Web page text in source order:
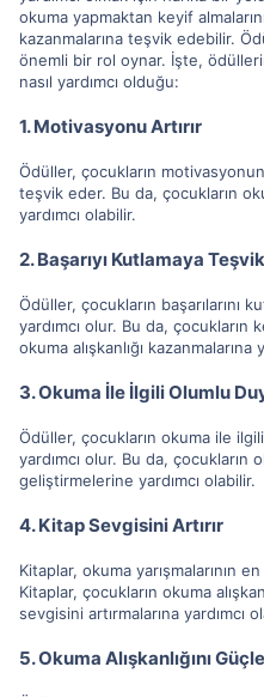
okuma yapmaktan keyif
kazanmalarına teşvik edebilir.
önemli bir rol oynar. İşte,
nasıl yardımcı olduğu:
1. Motivasyonu Artırır
Ödüller, çocukların
teşvik eder. Bu da, çocukların
yardımcı olabilir.
2. Başarıyı Kutlamaya
Ödüller, çocukların başarılarını
yardımcı olur. Bu da,
okuma alışkanlığı kazanmalarına
3. Okuma İle İlgili Olumlu
Ödüller, çocukların okuma ile
yardımcı olur. Bu da, çocukların
geliştirmelerine yardımcı olabilir.
4. Kitap Sevgisini Artırır
Kitaplar, okuma yarışmalarının
Kitaplar, çocukların okuma
sevgisini artırmalarına yardımcı
5. Okuma Alışkanlığını